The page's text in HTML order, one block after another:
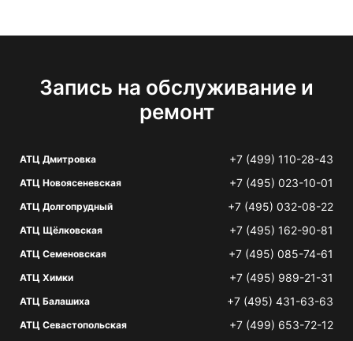
Запись на обслуживание и
ремонт
АТЦ Дмитровка +7 (499) 110-28-43
АТЦ Новоясеневская +7 (495) 023-10-01
АТЦ Долгопрудный +7 (495) 032-08-22
АТЦ Щёлковская +7 (495) 162-90-81
АТЦ Семеновская +7 (495) 085-74-61
АТЦ Химки +7 (495) 989-21-31
АТЦ Балашиха +7 (495) 431-63-63
АТЦ Севастопольская +7 (499) 653-72-12